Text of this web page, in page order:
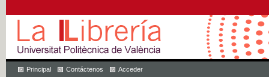
Principal Contáctenos Acceder